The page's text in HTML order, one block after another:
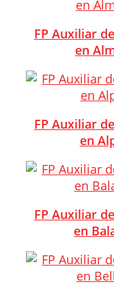
FP Auxiliar
en
FP Auxiliar
en
FP Auxiliar
en